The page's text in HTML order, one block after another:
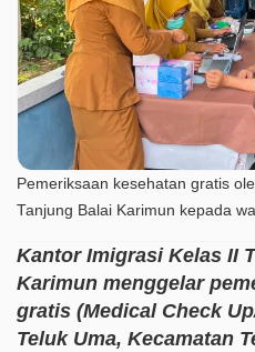
Pemeriksaan kesehatan gratis
Tanjung Balai Karimun kepada
Kantor Imigrasi Kelas II
Karimun menggelar
gratis (Medical Check
Teluk Uma, Kecamatan